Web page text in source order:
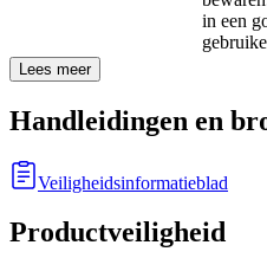
in een
Lees meer
Handleidingen en
Veiligheidsinformatieblad
Productveiligheid